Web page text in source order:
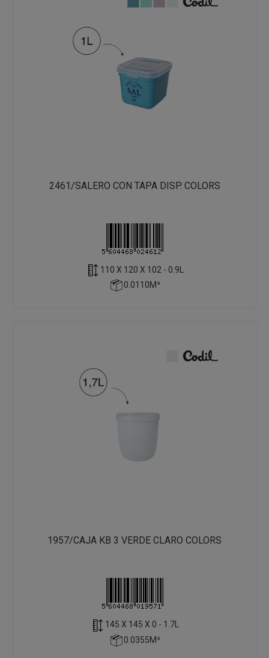
2461/SALERO CON TAPA DISP. COLORS
110 X 120 X 102 - 0.9L
0.0110M³
1957/CAJA KB 3 VERDE CLARO COLORS
145 X 145 X 0 - 1.7L
0.0355M³